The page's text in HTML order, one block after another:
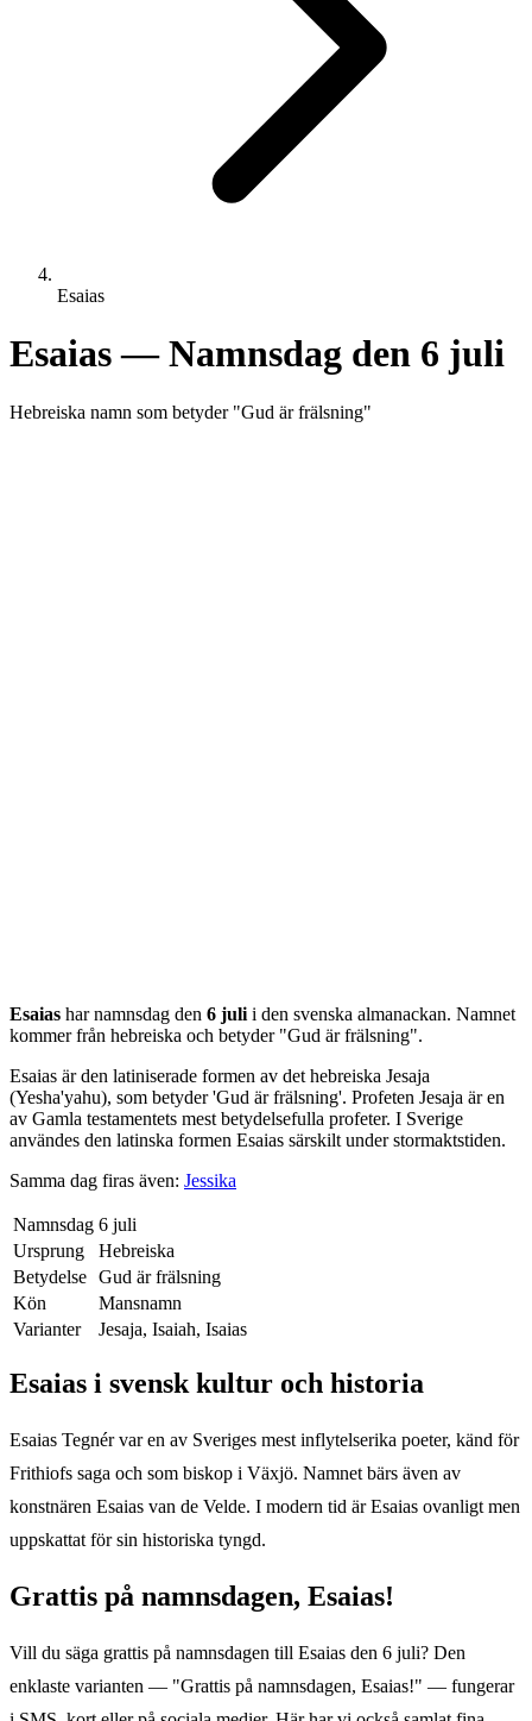
Esaias
Esaias— Namnsdag den 6 juli
Hebreiska namn som betyder "Gud är frälsning"
Esaias har namnsdag den 6 juli i den svenska almanackan. Namnet
kommer från hebreiska och betyder "Gud är frälsning".
Esaias är den latiniserade formen av det hebreiska Jesaja
(Yesha'yahu), som betyder 'Gud är frälsning'. Profeten Jesaja är en
av Gamla testamentets mest betydelsefulla profeter. I Sverige
användes den latinska formen Esaias särskilt under stormaktstiden.
Samma dag firas även: Jessika
Namnsdag 6 juli
Ursprung
Hebreiska
Betydelse Gud är frälsning
Kön
Mansnamn
Varianter
Jesaja, Isaiah, Isaias
Esaias i svensk kultur och historia
Esaias Tegnér var en av Sveriges mest inflytelserika poeter, känd för
Frithiofs saga och som biskop i Växjö. Namnet bärs även av
konstnären Esaias van de Velde. I modern tid är Esaias ovanligt men
uppskattat för sin historiska tyngd.
Grattis på namnsdagen, Esaias!
Vill du säga grattis på namnsdagen till Esaias den 6 juli? Den
enklaste varianten — "Grattis på namnsdagen, Esaias!" — fungerar